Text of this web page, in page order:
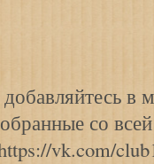
со
vk.com/